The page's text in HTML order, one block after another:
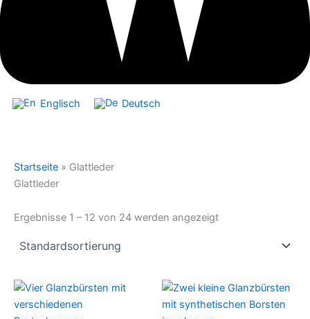
Englisch Deutsch
Startseite » Glattleder
Glattleder
Ergebnisse 1 – 12 von 24 werden angezeigt